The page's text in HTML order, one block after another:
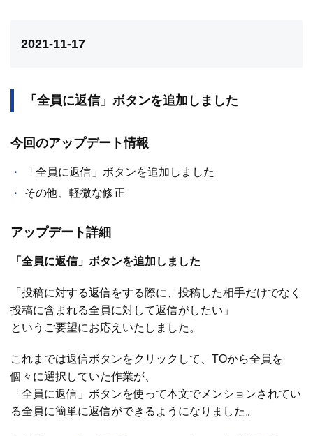
2021-11-17
「全員に返信」ボタンを追加しました
今回のアップデート情報
「全員に返信」ボタンを追加しました
その他、軽微な修正
アップデート詳細
「全員に返信」ボタンを追加しました
「投稿に対する返信をする際に、投稿した相手だけでなく
投稿に含まれる全員に対して返信がしたい」
というご要望にお応えいたしました。
これまでは返信ボタンをクリックして、TOから全員を
個々に選択していた作業が、
「全員に返信」ボタンを使って本文でメンションされてい
る全員に簡単に返信ができるようになりました。